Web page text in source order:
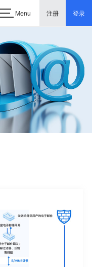
Menu 注册 登录